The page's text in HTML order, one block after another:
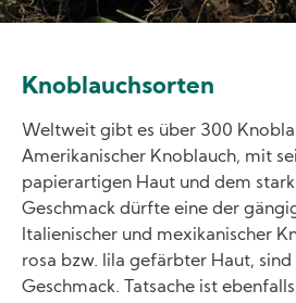
Knoblauchsorten
Weltweit gibt es über 300
Amerikanischer Knoblauch, mit
papierartigen Haut und dem
Geschmack dürfte eine der
Italienischer und mexikanischer
rosa bzw. lila gefärbter Haut,
Geschmack. Tatsache ist